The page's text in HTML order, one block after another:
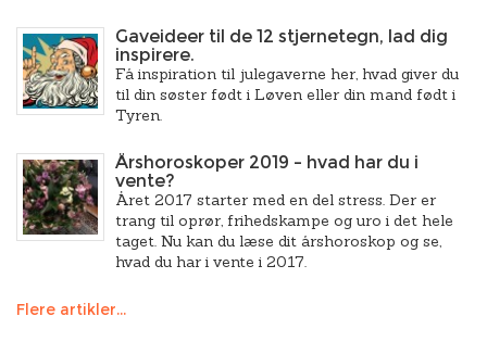
Gaveideer til de 12 stjernetegn, lad dig
inspirere.
Få inspiration til julegaverne her, hvad giver du
til din søster født i Løven eller din mand født i
Tyren.
Årshoroskoper 2019 – hvad har du i
vente?
Året 2017 starter med en del stress. Der er
trang til oprør, frihedskampe og uro i det hele
taget. Nu kan du læse dit årshoroskop og se,
hvad du har i vente i 2017.
Flere artikler...